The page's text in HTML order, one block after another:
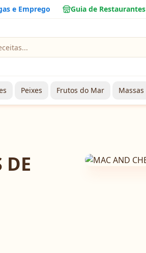
e Emprego Guia de Restaurantes
Peixes Frutos do Mar Massas
DE